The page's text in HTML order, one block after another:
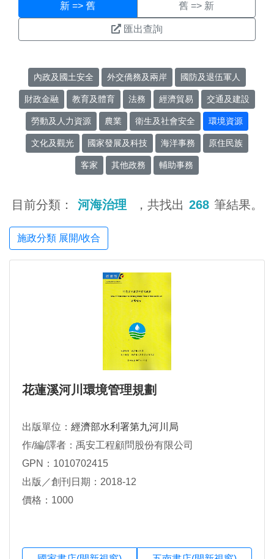
新 => 舊 舊 => 新
匯出查詢
內政及國土安全 外交僑務及兩岸 國防及退伍軍人
財政金融 教育及體育 法務 經濟貿易 交通及建設
勞動及人力資源 農業 衛生及社會安全 環境資源
文化及觀光 國家發展及科技 海洋事務 原住民族
客家 其他政務 輔助事務
目前分類： 河海治理 ，共找出 268 筆結果。
施政分類 展開/收合
花蓮溪河川環境管理規劃
出版單位： 經濟部水利署第九河川局
作/編/譯者：禹安工程顧問股份有限公司
GPN：1010702415
出版／創刊日期：2018-12
價格：1000